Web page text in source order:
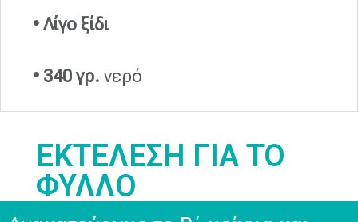
• Λίγο ξίδι
• 340 γρ. νερό
ΕΚΤΕΛΕΣΗ ΓΙΑ ΤΟ
ΦΥΛΛΟ